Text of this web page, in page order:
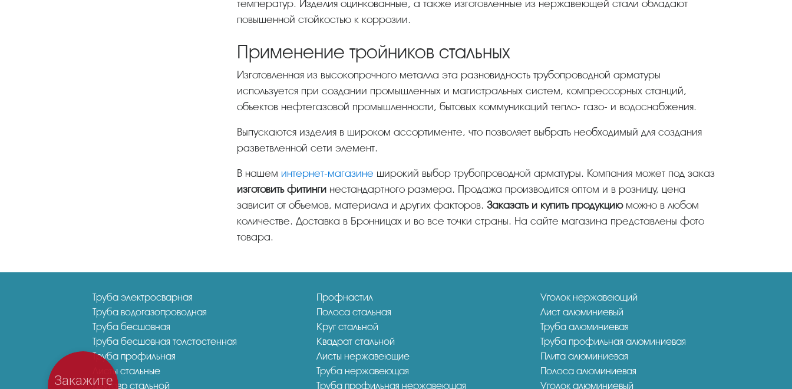
температур. Изделия оцинкованные, а также изготовленные из нержавеющей стали обладают
повышенной стойкостью к коррозии.
Применение тройников стальных
Изготовленная из высокопрочного металла эта разновидность трубопроводной арматуры
используется при создании промышленных и магистральных систем, компрессорных станций,
объектов нефтегазовой промышленности, бытовых коммуникаций тепло- газо- и водоснабжения.
Выпускаются изделия в широком ассортименте, что позволяет выбрать необходимый для создания
разветвленной сети элемент.
В нашем интернет-магазине широкий выбор трубопроводной арматуры. Компания может под заказ
изготовить фитинги нестандартного размера. Продажа производится оптом и в розницу, цена
зависит от объемов, материала и других факторов. Заказать и купить продукциюможно в любом
количестве. Доставка в Бронницах и во все точки страны. На сайте магазина представлены фото
товара.
Труба электросварная
Труба водогазопроводная
Труба бесшовная
Труба бесшовная толстостенная
Труба профильная
Листы стальные
Двутавр стальной
Профнастил
Полоса стальная
Круг стальной
Квадрат стальной
Листы нержавеющие
Труба нержавеющая
Труба профильная нержавеющая
Уголок нержавеющий
Лист алюминиевый
Труба алюминиевая
Труба профильная алюминиевая
Плита алюминиевая
Полоса алюминиевая
Уголок алюминиевый
Закажите